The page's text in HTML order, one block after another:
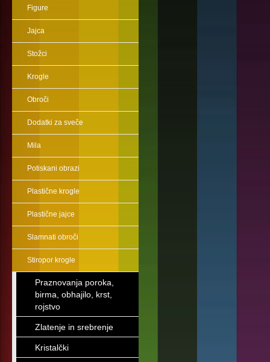
Figure
Jajca
Stožci
Krogle
Obroči
Dodatki za sveče
Mila
Potiskani obrazi
Plastične krogle
Plastične jajce
Slamnati obroči
Stiropor krogle
Praznovanja poroka,
birma, obhajilo, krst,
rojstvo
Zlatenje in srebrenje
Kristalčki